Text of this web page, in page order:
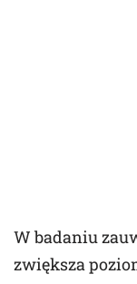
W badaniu
zwiększa